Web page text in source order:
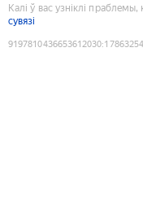
Калі ў вас узніклі праблемы,
сувязі
9197810436653612030: